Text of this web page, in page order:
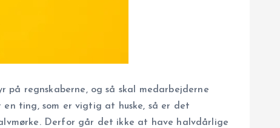
på regnskaberne, og så skal medarbejderne
ting, som er vigtig at huske, så er det
Derfor går det ikke at have halvdårlige